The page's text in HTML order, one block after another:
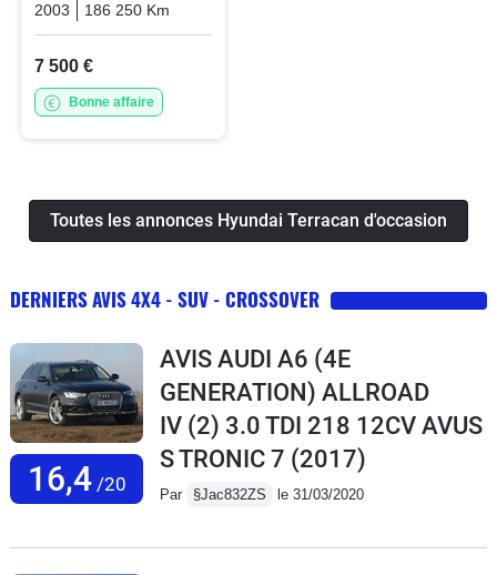
2003
186 250 Km
7 500 €
Bonne affaire
Toutes les annonces Hyundai Terracan d'occasion
DERNIERS AVIS 4X4 - SUV - CROSSOVER
16,4/20
AVIS AUDI A6 (4E
GENERATION) ALLROAD
IV (2) 3.0 TDI 218 12CV AVUS
S TRONIC 7 (2017)
Par §Jac832ZS le 31/03/2020